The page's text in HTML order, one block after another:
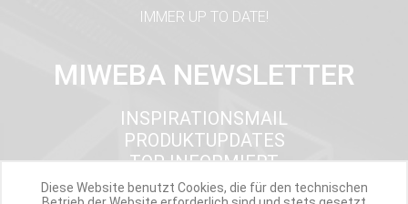
IMMER UP TO DATE!
MIWEBA NEWSLETTER
INSPIRATIONSMAIL
PRODUKTUPDATES
TOP INFORMIERT
ANGEBOTE
Diese Website benutzt Cookies, die für den technischen